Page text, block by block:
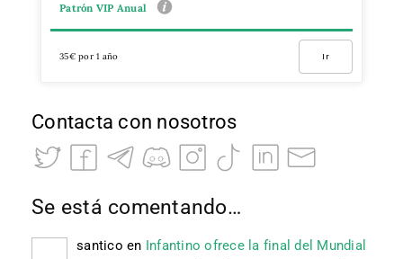
Patrón VIP Anual
35€ por 1 año Ir
Contacta con nosotros
Se está comentando…
santico en Infantino ofrece la final del Mundial